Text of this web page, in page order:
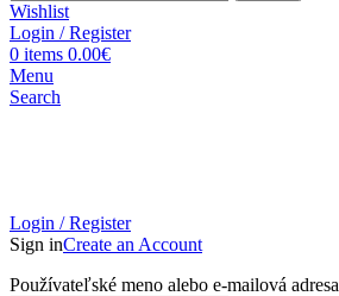
Wishlist
Login / Register
0 items 0.00€
Menu
Search
Login / Register
Sign inCreate an Account
Používateľské meno alebo e-mailová adresa